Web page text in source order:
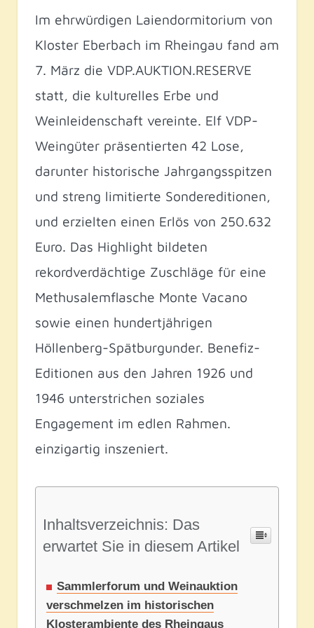
Im ehrwürdigen Laiendormitorium von
Kloster Eberbach im Rheingau fand am
7. März die VDP.AUKTION.RESERVE
statt, die kulturelles Erbe und
Weinleidenschaft vereinte. Elf VDP-
Weingüter präsentierten 42 Lose,
darunter historische Jahrgangsspitzen
und streng limitierte Sondereditionen,
und erzielten einen Erlös von 250.632
Euro. Das Highlight bildeten
rekordverdächtige Zuschläge für eine
Methusalemflasche Monte Vacano
sowie einen hundertjährigen
Höllenberg-Spätburgunder. Benefiz-
Editionen aus den Jahren 1926 und
1946 unterstrichen soziales
Engagement im edlen Rahmen.
einzigartig inszeniert.
Inhaltsverzeichnis: Das
erwartet Sie in diesem Artikel
Sammlerforum und Weinauktion
verschmelzen im historischen
Klosterambiente des Rheingaus